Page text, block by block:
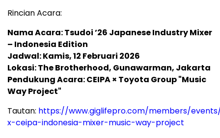
Rincian Acara:
Nama Acara: Tsudoi ’26 Japanese Industry Mixer
– Indonesia Edition
Jadwal: Kamis, 12 Februari 2026
Lokasi: The Brotherhood, Gunawarman, Jakarta
Pendukung Acara: CEIPA × Toyota Group "Music
Way Project"
Tautan: https://www.giglifepro.com/members/
x-ceipa-indonesia-mixer-music-way-project